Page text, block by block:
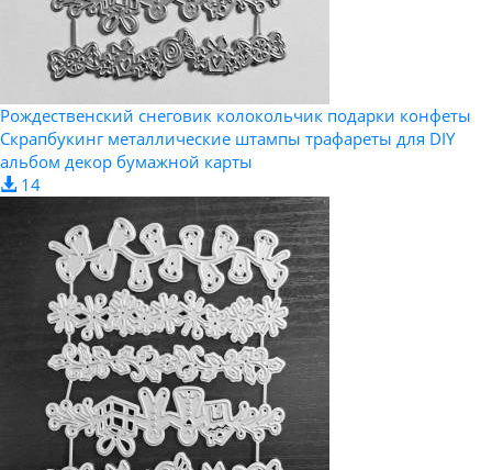
Рождественский снеговик колокольчик подарки конфеты
Скрапбукинг металлические штампы трафареты для DIY
альбом декор бумажной карты
14